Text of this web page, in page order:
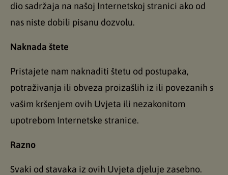
dio sadržaja na našoj Internetskoj stranici ako od
nas niste dobili pisanu dozvolu.
Naknada štete
Pristajete nam naknaditi štetu od postupaka,
potraživanja ili obveza proizašlih iz ili povezanih s
vašim kršenjem ovih Uvjeta ili nezakonitom
upotrebom Internetske stranice.
Razno
Svaki od stavaka iz ovih Uvjeta djeluje zasebno.